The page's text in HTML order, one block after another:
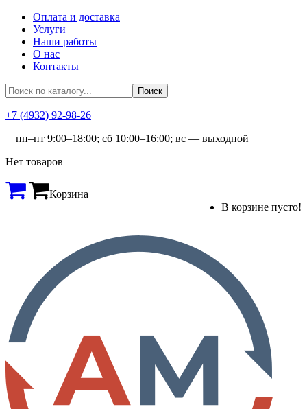
Оплата и доставка
Услуги
Наши работы
О нас
Контакты
+7 (4932) 92-98-26
пн–пт 9:00–18:00; сб 10:00–16:00; вс — выходной
Нет товаров
Корзина
В корзине пусто!